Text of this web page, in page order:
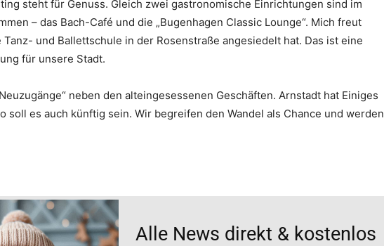
steht für Genuss. Gleich zwei gastronomische Einrichtungen sind im
– das Bach-Café und die „Bugenhagen Classic Lounge“. Mich freut
Tanz- und Ballettschule in der Rosenstraße angesiedelt hat. Das ist eine
für unsere Stadt.
neben den alteingesessenen Geschäften. Arnstadt hat Einiges
soll es auch künftig sein. Wir begreifen den Wandel als Chance und werden
Alle News direkt & kostenlos